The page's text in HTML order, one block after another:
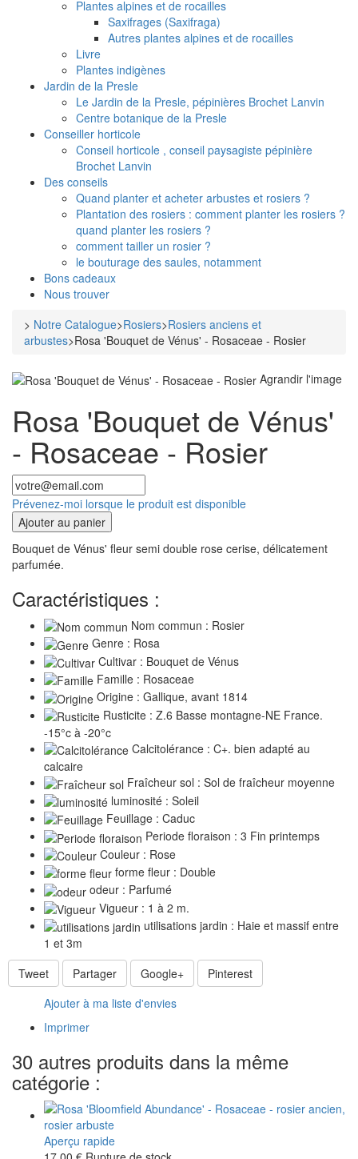
Plantes alpines et de rocailles
Saxifrages (Saxifraga)
Autres plantes alpines et de rocailles
Livre
Plantes indigènes
Jardin de la Presle
Le Jardin de la Presle, pépinières Brochet Lanvin
Centre botanique de la Presle
Conseiller horticole
Conseil horticole , conseil paysagiste pépinière
Brochet Lanvin
Des conseils
Quand planter et acheter arbustes et rosiers ?
Plantation des rosiers : comment planter les rosiers ?
quand planter les rosiers ?
comment tailler un rosier ?
le bouturage des saules, notamment
Bons cadeaux
Nous trouver
> Notre Catalogue>Rosiers>Rosiers anciens et
arbustes>Rosa 'Bouquet de Vénus' - Rosaceae - Rosier
Agrandir l'image
Rosa 'Bouquet de Vénus'
- Rosaceae - Rosier
Prévenez-moi lorsque le produit est disponible
Ajouter au panier
Bouquet de Vénus' fleur semi double rose cerise, délicatement
parfumée.
Caractéristiques :
Nom commun : Rosier
Genre : Rosa
Cultivar : Bouquet de Vénus
Famille : Rosaceae
Origine : Gallique, avant 1814
Rusticite : Z.6 Basse montagne-NE France.
-15°c à -20°c
Calcitolérance : C+. bien adapté au
calcaire
Fraîcheur sol : Sol de fraîcheur moyenne
luminosité : Soleil
Feuillage : Caduc
Periode floraison : 3 Fin printemps
Couleur : Rose
forme fleur : Double
odeur : Parfumé
Vigueur : 1 à 2 m.
utilisations jardin : Haie et massif entre
1 et 3m
Tweet
Partager Google+
Pinterest
Ajouter à ma liste d'envies
Imprimer
30 autres produits dans la même
catégorie :
Aperçu rapide